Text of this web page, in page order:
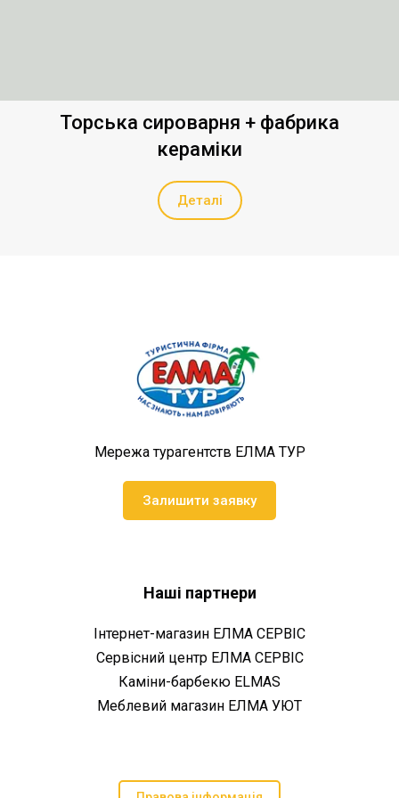
Торська сироварня + фабрика
кераміки
Деталі
Мережа турагентств ЕЛМА ТУР
Залишити заявку
Наші партнери
Інтернет-магазин ЕЛМА СЕРВІС
Сервісний центр ЕЛМА СЕРВІС
Каміни-барбекю ELMAS
Меблевий магазин ЕЛМА УЮТ